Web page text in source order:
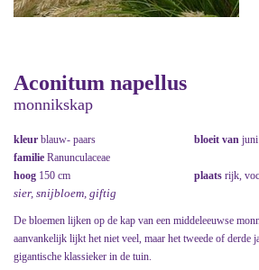
Aconitum napellus
monnikskap
kleur blauw- paars bloeit van juni
familie Ranunculaceae
hoog 150 cm plaats rijk,
sier, snijbloem, giftig
De bloemen lijken op de kap van een middeleeuwse
aanvankelijk lijkt het niet veel, maar het tweede of derde
gigantische klassieker in de tuin.